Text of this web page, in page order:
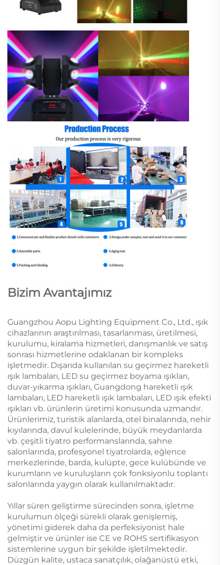
Bizim Avantajımız
Guangzhou Aopu Lighting Equipment Co., Ltd., ışık
cihazlarının araştırılması, tasarlanması, üretilmesi,
kurulumu, kiralama hizmetleri, danışmanlık ve satış
sonrası hizmetlerine odaklanan bir kompleks
işletmedir. Dışarıda kullanılan su geçirmez hareketli
ışık lambaları, LED su geçirmez boyama ışıkları,
duvar-yıkarma ışıkları, Guangdong hareketli ışık
lambaları, LED hareketli ışık lambaları, LED ışık efekti
ışıkları vb. ürünlerin üretimi konusunda uzmandır.
Ürünlerimiz, turistik alanlarda, otel binalarında, nehir
kıyılarında, davul kulelerinde, büyük meydanlarda
vb. çeşitli tiyatro performanslarında, sahne
salonlarında, profesyonel tiyatrolarda, eğlence
merkezlerinde, barda, kulüpte, gece kulübünde ve
kurumların ve kuruluşların çok fonksiyonlu toplantı
salonlarında yaygın olarak kullanılmaktadır.
Yıllar süren geliştirme sürecinden sonra, işletme
kurulumun ölçeği sürekli olarak genişlemiş,
yönetimi giderek daha da perfeksiyonist hale
gelmiştir ve ürünler ise CE ve ROHS sertifikasyon
sistemlerine uygun bir şekilde işletilmektedir.
Düzgün kalite, ustaca sanatçılık, olağanüstü etki,